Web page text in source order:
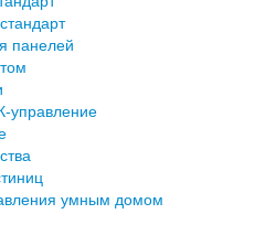
панелей
управление
умным домом